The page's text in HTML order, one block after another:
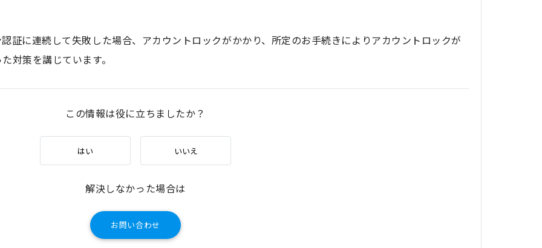
証に連続して失敗した場合、アカウントロックがかかり、所定のお手続きによりアカウントロックが
対策を講じています。
この情報は役に立ちましたか？
はい いいえ
解決しなかった場合は
お問い合わせ